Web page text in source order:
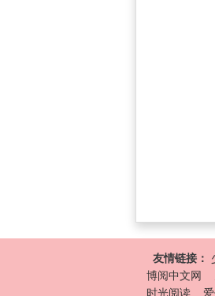
友情链接：
博阅中文网
时光阅读